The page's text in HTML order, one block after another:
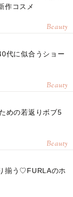
作コスメ
Beauty
代に似合うショー
Beauty
めの若返りボブ5
Beauty
揃う♡FURLAのホ